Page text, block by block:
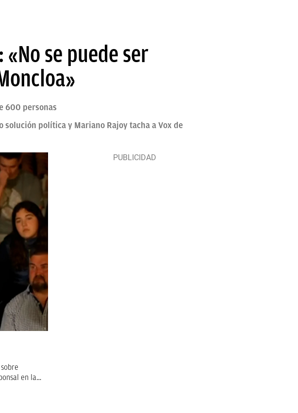
se puede ser
600 personas
solución política y Mariano Rajoy tacha a Vox de
como
de